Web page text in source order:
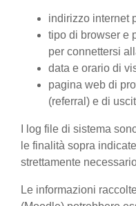
indirizzo internet
tipo di browser e
per connettersi
data e orario di
pagina web di
(referral) e di
I log file di sistema
le finalità sopra
strettamente
Le informazioni